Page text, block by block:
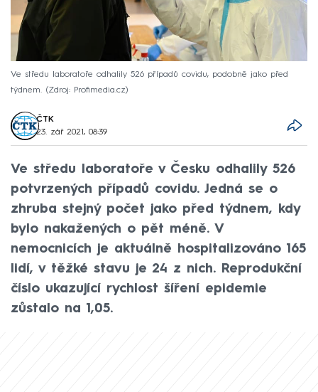
Ve středu laboratoře odhalily 526 případů covidu, podobně jako před
týdnem.
Zdroj: Profimedia.cz
ČTK
23. zář 2021, 08:39
Ve středu laboratoře v Česku odhalily 526
potvrzených případů covidu. Jedná se o
zhruba stejný počet jako před týdnem, kdy
bylo nakažených o pět méně. V
nemocnicích je aktuálně hospitalizováno 165
lidí, v těžké stavu je 24 z nich. Reprodukční
číslo ukazující rychlost šíření epidemie
zůstalo na 1,05.